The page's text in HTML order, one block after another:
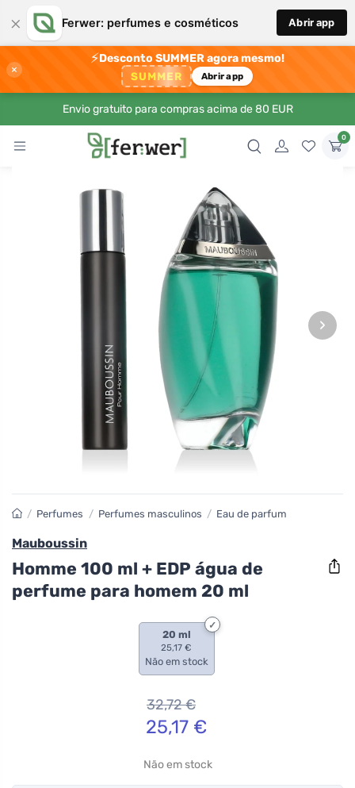
× Ferwer: perfumes e cosméticos Abrir app
×
⚡Desconto SUMMER agora mesmo!
SUMMER Abrir app
Envio gratuito para compras acima de 80 EUR
0
›
/ Perfumes / Perfumes masculinos / Eau de parfum
Mauboussin
Homme 100 ml + EDP água de
perfume para homem 20 ml
20 ml
25,17 €
Não em stock
32,72€
25,17€
Não em stock